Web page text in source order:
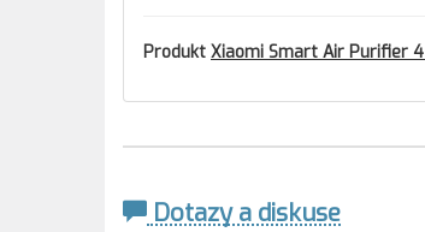
Produkt Xiaomi Smart Air Purifier
Dotazy a diskuse